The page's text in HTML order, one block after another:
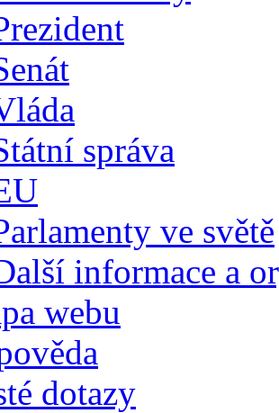
správa
ve světě
informace a
webu
dotazy